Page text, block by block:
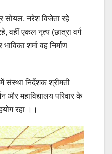
सोयल, नरेश विजेता रहे
वहीं एकल नृत्य (छात्रा वर्ग
शर्मा वह निर्माण
निर्देशक श्रीमती
और महाविद्यालय परिवार के
रहा ।।